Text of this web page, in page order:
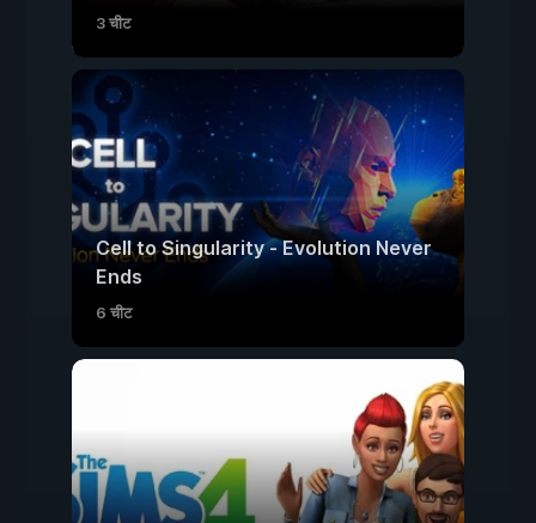
3 चीट
Cell to Singularity - Evolution Never
Ends
6 चीट